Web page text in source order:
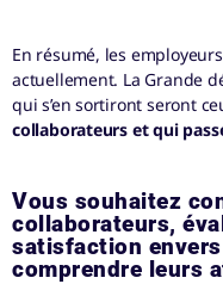
En résumé, les
actuellement. La Grande
qui s’en sortiront seront
collaborateurs et qui
Vous souhaitez
collaborateurs,
satisfaction
comprendre leurs